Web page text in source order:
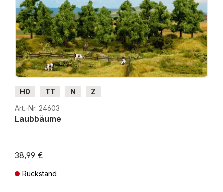
H0 TT N
Z
Art.-Nr. 24603
Laubbäume
38,99 €
Rückstand